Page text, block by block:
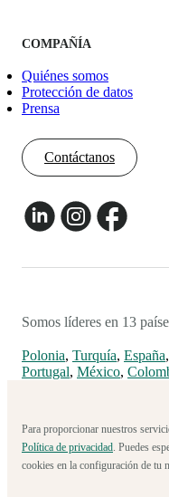
COMPAÑÍA
Quiénes somos
Protección de datos
Prensa
Contáctanos
Somos líderes en 13
Polonia, Turquía, España,
Portugal, México,
Para proporcionar nuestros
Política de privacidad. Puedes
cookies en la configuración de tu